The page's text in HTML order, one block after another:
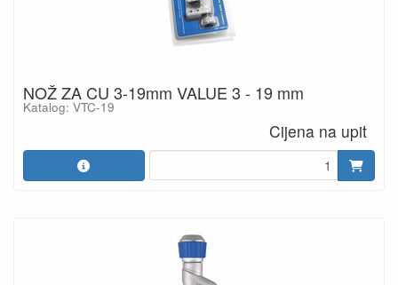
NOŽ ZA CU 3-19mm VALUE 3 - 19 mm
Katalog: VTC-19
Cijena na upit